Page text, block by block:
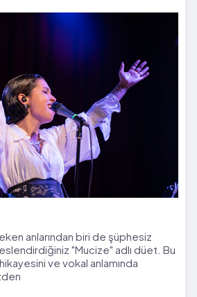
anlarından biri de şüphesiz
"Mucize" adlı düet. Bu
hikayesini ve vokal anlamında